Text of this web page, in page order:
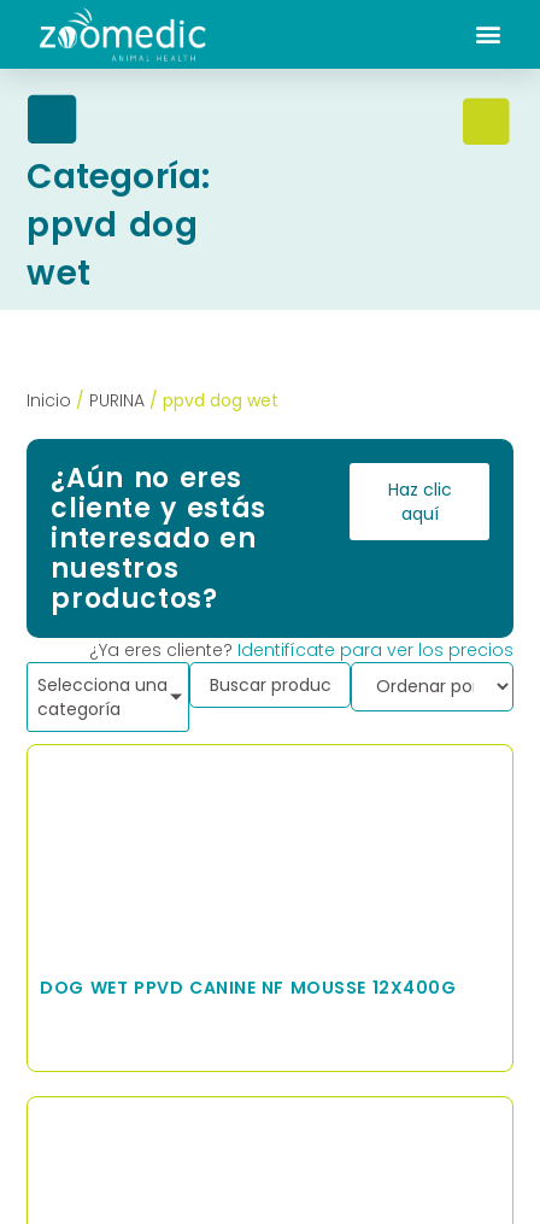
Categoría:
ppvd dog
wet
Inicio / PURINA / ppvd dog wet
¿Aún no eres
cliente y estás
interesado en
nuestros
productos?
Haz clic
aquí
¿Ya eres cliente? Identifícate para ver los precios
Selecciona una
categoría
DOG WET PPVD CANINE NF MOUSSE 12X400G